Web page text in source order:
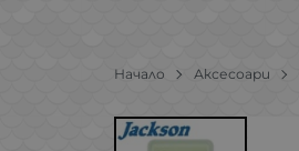
Начало Аксесоари